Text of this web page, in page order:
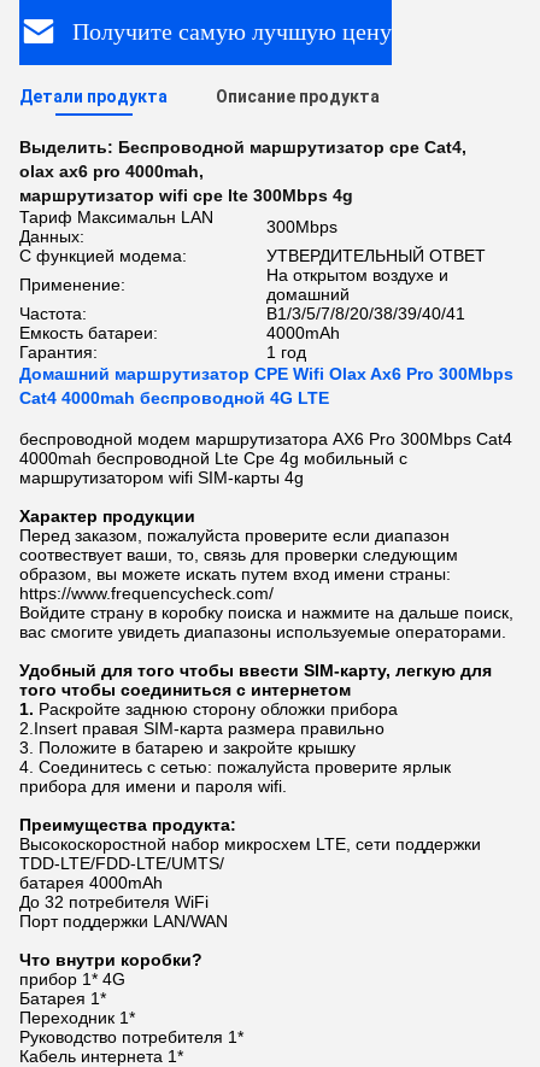
Получите самую лучшую цену
Детали продукта Описание продукта
Выделить: Беспроводной маршрутизатор cpe Cat4,
olax ax6 pro 4000mah,
маршрутизатор wifi cpe lte 300Mbps 4g
Тариф Максимальн LAN
Данных:
300Mbps
С функцией модема:
УТВЕРДИТЕЛЬНЫЙ ОТВЕТ
Применение:
На открытом воздухе и
домашний
Частота:
B1/3/5/7/8/20/38/39/40/41
Емкость батареи:
4000mAh
Гарантия:
1 год
Домашний маршрутизатор CPE Wifi Olax Ax6 Pro 300Mbps
Cat4 4000mah беспроводной 4G LTE
беспроводной модем маршрутизатора AX6 Pro 300Mbps Cat4
4000mah беспроводной Lte Cpe 4g мобильный с
маршрутизатором wifi SIM-карты 4g
Характер продукции
Перед заказом, пожалуйста проверите если диапазон
соотвествует ваши, то, связь для проверки следующим
образом, вы можете искать путем вход имени страны:
https://www.frequencycheck.com/
Войдите страну в коробку поиска и нажмите на дальше поиск,
вас смогите увидеть диапазоны используемые операторами.
Удобный для того чтобы ввести SIM-карту, легкую для
того чтобы соединиться с интернетом
1. Раскройте заднюю сторону обложки прибора
2.Insert правая SIM-карта размера правильно
3. Положите в батарею и закройте крышку
4. Соединитесь с сетью: пожалуйста проверите ярлык
прибора для имени и пароля wifi.
Преимущества продукта:
Высокоскоростной набор микросхем LTE, сети поддержки
TDD-LTE/FDD-LTE/UMTS/
батарея 4000mAh
До 32 потребителя WiFi
Порт поддержки LAN/WAN
Что внутри коробки?
прибор 1* 4G
Батарея 1*
Переходник 1*
Руководство потребителя 1*
Кабель интернета 1*